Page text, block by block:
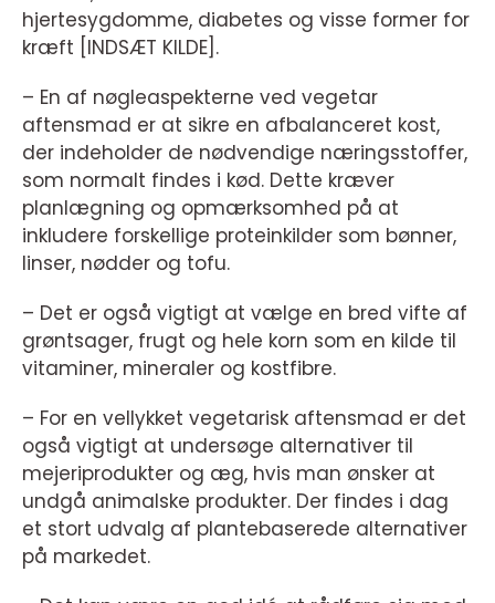
hjertesygdomme, diabetes og visse former for
kræft [INDSÆT KILDE].
– En af nøgleaspekterne ved vegetar
aftensmad er at sikre en afbalanceret kost,
der indeholder de nødvendige næringsstoffer,
som normalt findes i kød. Dette kræver
planlægning og opmærksomhed på at
inkludere forskellige proteinkilder som bønner,
linser, nødder og tofu.
– Det er også vigtigt at vælge en bred vifte af
grøntsager, frugt og hele korn som en kilde til
vitaminer, mineraler og kostfibre.
– For en vellykket vegetarisk aftensmad er det
også vigtigt at undersøge alternativer til
mejeriprodukter og æg, hvis man ønsker at
undgå animalske produkter. Der findes i dag
et stort udvalg af plantebaserede alternativer
på markedet.